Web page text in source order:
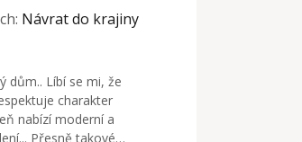
: Návrat do krajiny
dům.. Líbí se mi, že
charakter
nabízí moderní a
Přesně takové…